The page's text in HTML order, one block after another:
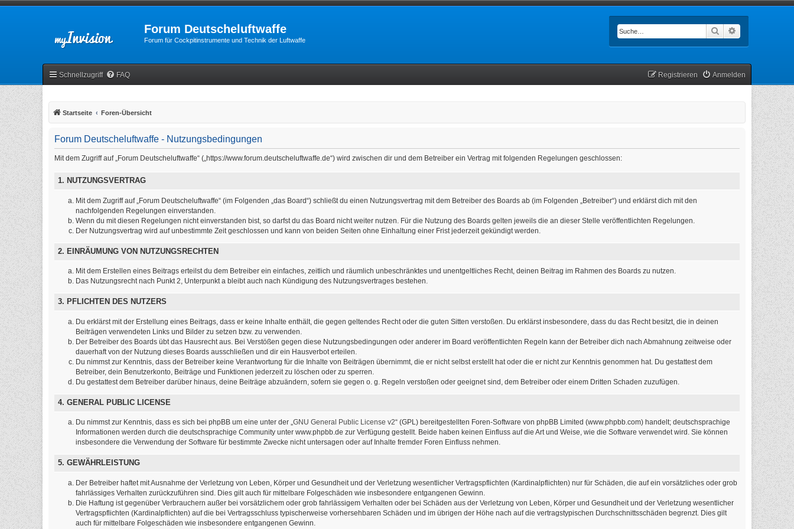
Forum Deutscheluftwaffe
Forum für Cockpitinstrumente und Technik der Luftwaffe
Suche
Schnellzugriff FAQ Anmelden
Registrieren
Startseite Foren-Übersicht
Forum Deutscheluftwaffe - Nutzungsbedingungen
Mit dem Zugriff auf „Forum Deutscheluftwaffe“ („https://www.forum.deutscheluftwaffe.de“) wird zwischen dir und dem Betreiber ein Vertrag mit folgenden Regelungen geschlossen:
1. NUTZUNGSVERTRAG
Mit dem Zugriff auf „Forum Deutscheluftwaffe“ (im Folgenden „das Board“) schließt du einen Nutzungsvertrag mit dem Betreiber des Boards ab (im Folgenden „Betreiber“) und erklärst dich mit den
nachfolgenden Regelungen einverstanden.
Wenn du mit diesen Regelungen nicht einverstanden bist, so darfst du das Board nicht weiter nutzen. Für die Nutzung des Boards gelten jeweils die an dieser Stelle veröffentlichten Regelungen.
Der Nutzungsvertrag wird auf unbestimmte Zeit geschlossen und kann von beiden Seiten ohne Einhaltung einer Frist jederzeit gekündigt werden.
2. EINRÄUMUNG VON NUTZUNGSRECHTEN
Mit dem Erstellen eines Beitrags erteilst du dem Betreiber ein einfaches, zeitlich und räumlich unbeschränktes und unentgeltliches Recht, deinen Beitrag im Rahmen des Boards zu nutzen.
Das Nutzungsrecht nach Punkt 2, Unterpunkt a bleibt auch nach Kündigung des Nutzungsvertrages bestehen.
3. PFLICHTEN DES NUTZERS
Du erklärst mit der Erstellung eines Beitrags, dass er keine Inhalte enthält, die gegen geltendes Recht oder die guten Sitten verstoßen. Du erklärst insbesondere, dass du das Recht besitzt, die in deinen
Beiträgen verwendeten Links und Bilder zu setzen bzw. zu verwenden.
Der Betreiber des Boards übt das Hausrecht aus. Bei Verstößen gegen diese Nutzungsbedingungen oder anderer im Board veröffentlichten Regeln kann der Betreiber dich nach Abmahnung zeitweise oder
dauerhaft von der Nutzung dieses Boards ausschließen und dir ein Hausverbot erteilen.
Du nimmst zur Kenntnis, dass der Betreiber keine Verantwortung für die Inhalte von Beiträgen übernimmt, die er nicht selbst erstellt hat oder die er nicht zur Kenntnis genommen hat. Du gestattest dem
Betreiber, dein Benutzerkonto, Beiträge und Funktionen jederzeit zu löschen oder zu sperren.
Du gestattest dem Betreiber darüber hinaus, deine Beiträge abzuändern, sofern sie gegen o. g. Regeln verstoßen oder geeignet sind, dem Betreiber oder einem Dritten Schaden zuzufügen.
4. GENERAL PUBLIC LICENSE
Du nimmst zur Kenntnis, dass es sich bei phpBB um eine unter der „GNU General Public License v2“ (GPL) bereitgestellten Foren-Software von phpBB Limited (www.phpbb.com) handelt; deutschsprachige
Informationen werden durch die deutschsprachige Community unter www.phpbb.de zur Verfügung gestellt. Beide haben keinen Einfluss auf die Art und Weise, wie die Software verwendet wird. Sie können
insbesondere die Verwendung der Software für bestimmte Zwecke nicht untersagen oder auf Inhalte fremder Foren Einfluss nehmen.
5. GEWÄHRLEISTUNG
Der Betreiber haftet mit Ausnahme der Verletzung von Leben, Körper und Gesundheit und der Verletzung wesentlicher Vertragspflichten (Kardinalpflichten) nur für Schäden, die auf ein vorsätzliches oder grob
fahrlässiges Verhalten zurückzuführen sind. Dies gilt auch für mittelbare Folgeschäden wie insbesondere entgangenen Gewinn.
Die Haftung ist gegenüber Verbrauchern außer bei vorsätzlichem oder grob fahrlässigem Verhalten oder bei Schäden aus der Verletzung von Leben, Körper und Gesundheit und der Verletzung wesentlicher
Vertragspflichten (Kardinalpflichten) auf die bei Vertragsschluss typischerweise vorhersehbaren Schäden und im übrigen der Höhe nach auf die vertragstypischen Durchschnittsschäden begrenzt. Dies gilt
auch für mittelbare Folgeschäden wie insbesondere entgangenen Gewinn.